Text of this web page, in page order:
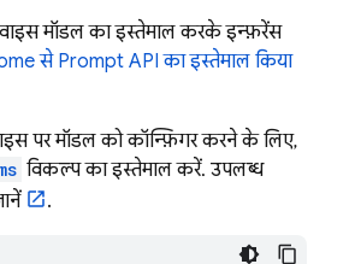
मॉडल का इस्तेमाल करके इन्फ़रेंस
से Prompt API का इस्तेमाल किया
पर मॉडल को कॉन्फ़िगर करने के लिए,
विकल्प का इस्तेमाल करें. उपलब्ध
.